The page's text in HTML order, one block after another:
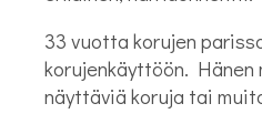
33 vuotta korujen
korujenkäyttöön. Hänen
näyttäviä koruja tai